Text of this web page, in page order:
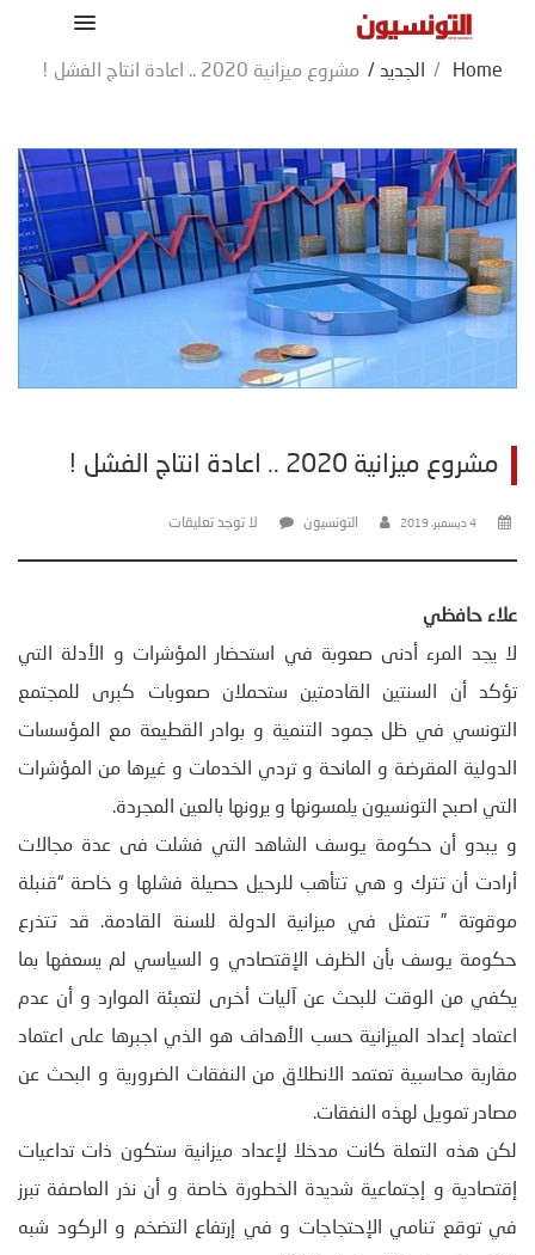
Home
/ الجديد / مشروع ميزانية 2020 .. اعادة انتاج الفشل !
مشروع ميزانية 2020 .. اعادة انتاج الفشل !
4 ديسمبر، 2019 التونسيون لا توجد تعليقات
علاء حافظي
لا يجد المرء أدنى صعوبة في استحضار المؤشرات و الأدلة التي
تؤكد أن السنتين القادمتين ستحملان صعوبات كبرى للمجتمع
التونسي في ظل جمود التنمية و بوادر القطيعة مع المؤسسات
الدولية المقرضة و المانحة و تردي الخدمات و غيرها من المؤشرات
التي اصبح التونسيون يلمسونها و يرونها بالعين المجردة.
و يبدو أن حكومة يوسف الشاهد التي فشلت فى عدة مجالات
أرادت أن تترك و هي تتأهب للرحيل حصيلة فشلها و خاصة “قنبلة
موقوتة ” تتمثل في ميزانية الدولة للسنة القادمة. قد تتذرع
حكومة يوسف بأن الظرف الإقتصادي و السياسي لم يسعفها بما
يكفي من الوقت للبحث عن آليات أخرى لتعبئة الموارد و أن عدم
اعتماد إعداد الميزانية حسب الأهداف هو الذي اجبرها على اعتماد
مقاربة محاسبية تعتمد الانطلاق من النفقات الضرورية و البحث عن
مصادر تمويل لهذه النفقات.
لكن هذه التعلة كانت مدخلا لإعداد ميزانية ستكون ذات تداعيات
إقتصادية و إجتماعية شديدة الخطورة خاصة و أن نذر العاصفة تبرز
في توقع تنامي الإحتجاجات و في إرتفاع التضخم و الركود شبه